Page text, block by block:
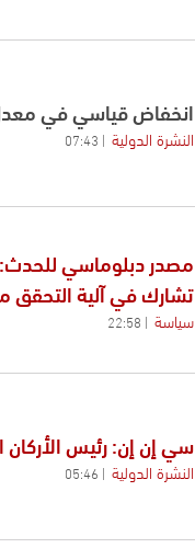
انخفاض قياسي في معدل
النشرة الدولية 07:43
مصدر دبلوماسي للحدث:
تشارك في آلية التحقق
سياسة 22:58
سي إن إن: رئيس
النشرة الدولية 05:46